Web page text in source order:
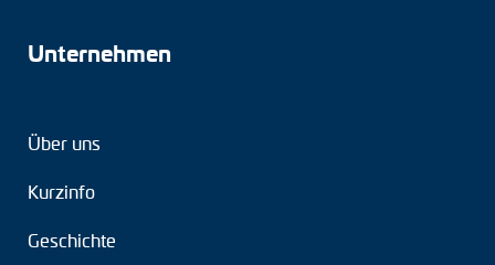
Unternehmen
Über uns
Kurzinfo
Geschichte